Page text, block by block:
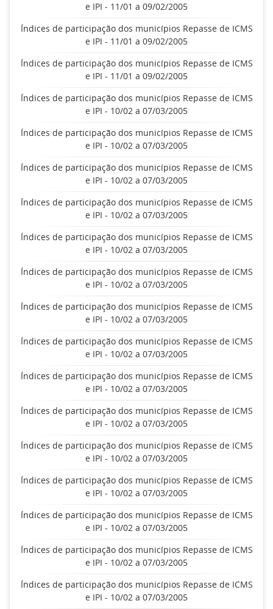
e IPI - 11/01 a 09/02/2005
Índices de participação dos municípios Repasse de ICMS
e IPI - 11/01 a 09/02/2005
Índices de participação dos municípios Repasse de ICMS
e IPI - 11/01 a 09/02/2005
Índices de participação dos municípios Repasse de ICMS
e IPI - 10/02 a 07/03/2005
Índices de participação dos municípios Repasse de ICMS
e IPI - 10/02 a 07/03/2005
Índices de participação dos municípios Repasse de ICMS
e IPI - 10/02 a 07/03/2005
Índices de participação dos municípios Repasse de ICMS
e IPI - 10/02 a 07/03/2005
Índices de participação dos municípios Repasse de ICMS
e IPI - 10/02 a 07/03/2005
Índices de participação dos municípios Repasse de ICMS
e IPI - 10/02 a 07/03/2005
Índices de participação dos municípios Repasse de ICMS
e IPI - 10/02 a 07/03/2005
Índices de participação dos municípios Repasse de ICMS
e IPI - 10/02 a 07/03/2005
Índices de participação dos municípios Repasse de ICMS
e IPI - 10/02 a 07/03/2005
Índices de participação dos municípios Repasse de ICMS
e IPI - 10/02 a 07/03/2005
Índices de participação dos municípios Repasse de ICMS
e IPI - 10/02 a 07/03/2005
Índices de participação dos municípios Repasse de ICMS
e IPI - 10/02 a 07/03/2005
Índices de participação dos municípios Repasse de ICMS
e IPI - 10/02 a 07/03/2005
Índices de participação dos municípios Repasse de ICMS
e IPI - 10/02 a 07/03/2005
Índices de participação dos municípios Repasse de ICMS
e IPI - 10/02 a 07/03/2005